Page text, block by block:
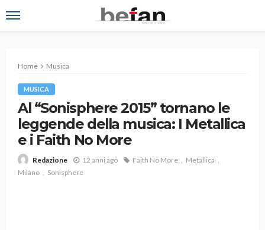
Home Musica
MUSICA
Al “Sonisphere 2015” tornano le
leggende della musica: I Metallica
e i Faith No More
Redazione 12 anni ago Faith No More
Metallica
Milano
Sonisphere